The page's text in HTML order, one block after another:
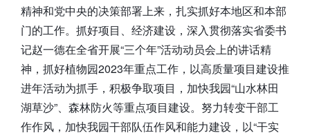
精神和党中央的决策部署上来，扎实抓好本地区和本部
门的工作。抓好项目、经济建设，深入贯彻落实省委书
记赵一德在全省开展“三个年”活动动员会上的讲话精
神，抓好植物园2023年重点工作，以高质量项目建设推
进年活动为抓手，积极争取项目，加快我园“山水林田
湖草沙”、森林防火等重点项目建设。努力转变干部工
作作风，加快我园干部队伍作风和能力建设，以“干实